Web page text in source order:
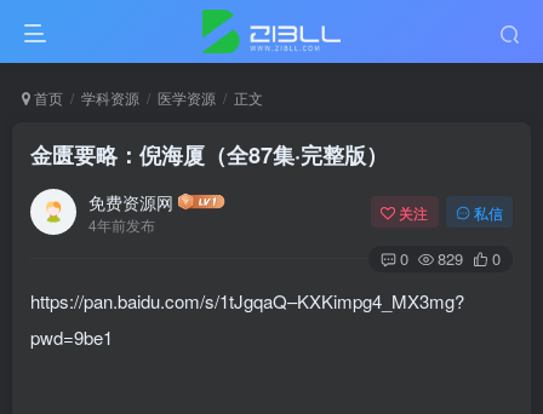
首页 学科资源 医学资源 正文
金匮要略：倪海厦（全87集·完整版）
免费资源网
4年前发布
关注 私信
0 829 0
https://pan.baidu.com/s/1tJgqaQ–KXKimpg4_MX3mg?
pwd=9be1